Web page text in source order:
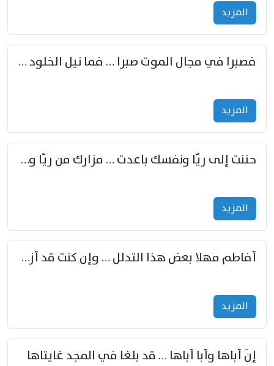
المزید
فصبرا في مجال الموت صبرا … فما نيل الخلود بمستطاع
المزید
حننت إلى ريّا ونفسك باعدت … مزارك من ريّا وشعباكما معا
المزید
أفاطم مهلا بعض هذا التدلل … وإن كنت قد أزمعت صرمي فأجملي
المزید
إنّ أباها وأبا أباها … قد بلغا في المجد غايتاها